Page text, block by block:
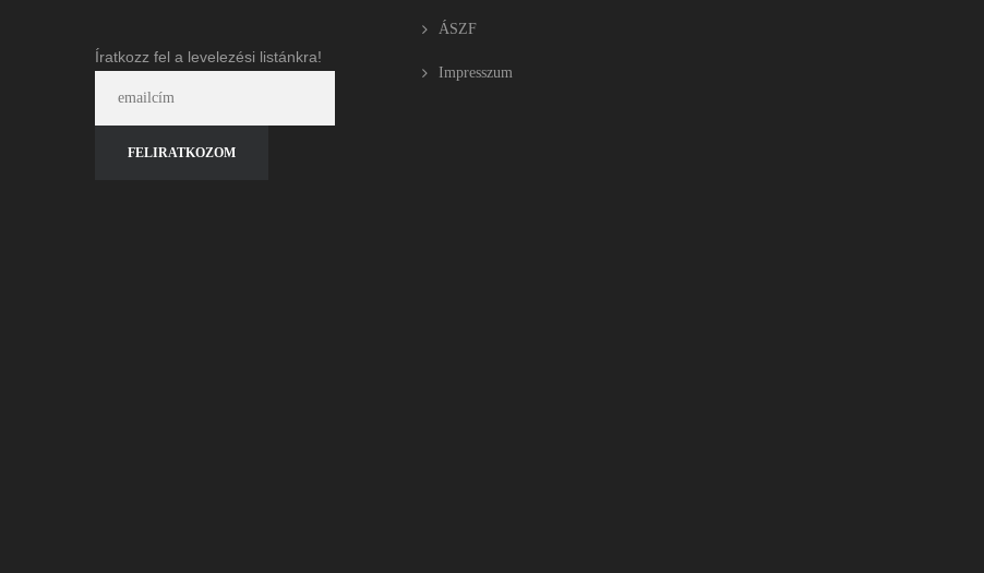
Íratkozz fel a levelezési listánkra!
ÁSZF
Impresszum